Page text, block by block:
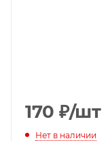
170 ₽/шт
Нет в наличии